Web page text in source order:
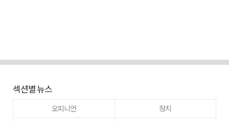
섹션별 뉴스
오피니언
정치